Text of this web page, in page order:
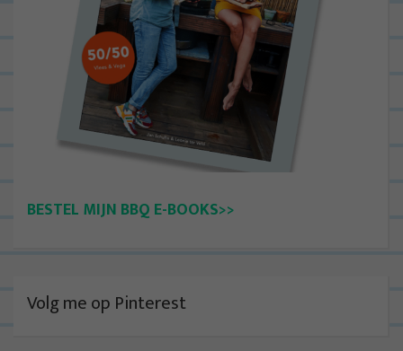
BESTEL MIJN BBQ E-BOOKS>>
Volg me op Pinterest